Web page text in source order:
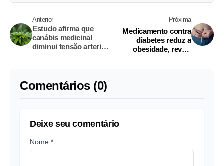
Anterior
Estudo afirma que
canábis medicinal
diminui tensão arterial
Próxima
Medicamento contra
diabetes reduz a
obesidade, revela
Comentários (0)
Deixe seu comentário
Nome *